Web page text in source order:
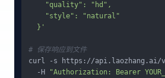
    "quality": "hd",
    "style": "natural"
  }'
# 保存响应到文件
curl -s https://api.laozhang.ai/
  -H
"Authorization: Bearer